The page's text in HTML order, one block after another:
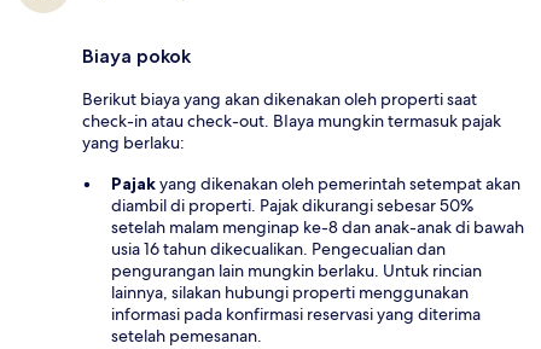
Biaya pokok
Berikut biaya yang akan dikenakan oleh properti saat
check-in atau check-out. BIaya mungkin termasuk pajak
yang berlaku:
Pajakyang dikenakan oleh pemerintah setempat akan
diambil di properti. Pajak dikurangi sebesar 50%
setelah malam menginap ke-8 dan anak-anak di bawah
usia 16 tahun dikecualikan. Pengecualian dan
pengurangan lain mungkin berlaku. Untuk rincian
lainnya, silakan hubungi properti menggunakan
informasi pada konfirmasi reservasi yang diterima
setelah pemesanan.